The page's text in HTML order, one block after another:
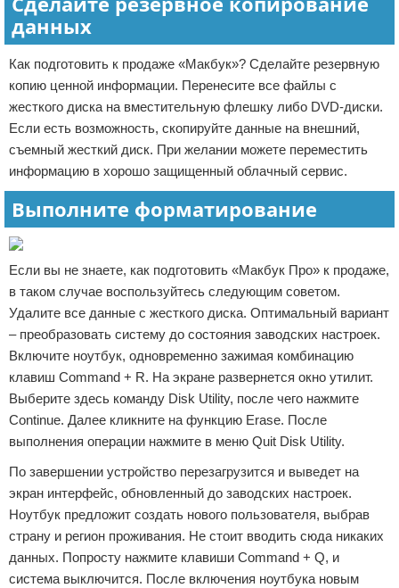
данных
Как подготовить к продаже «Макбук»? Сделайте резервную
копию ценной информации. Перенесите все файлы с
жесткого диска на вместительную флешку либо DVD-диски.
Если есть возможность, скопируйте данные на внешний,
съемный жесткий диск. При желании можете переместить
информацию в хорошо защищенный облачный сервис.
Выполните форматирование
Если вы не знаете, как подготовить «Макбук Про» к продаже,
в таком случае воспользуйтесь следующим советом.
Удалите все данные с жесткого диска. Оптимальный вариант
– преобразовать систему до состояния заводских настроек.
Включите ноутбук, одновременно зажимая комбинацию
клавиш Command + R. На экране развернется окно утилит.
Выберите здесь команду Disk Utility, после чего нажмите
Continue. Далее кликните на функцию Erase. После
выполнения операции нажмите в меню Quit Disk Utility.
По завершении устройство перезагрузится и выведет на
экран интерфейс, обновленный до заводских настроек.
Ноутбук предложит создать нового пользователя, выбрав
страну и регион проживания. Не стоит вводить сюда никаких
данных. Попросту нажмите клавиши Command + Q, и
система выключится. После включения ноутбука новым